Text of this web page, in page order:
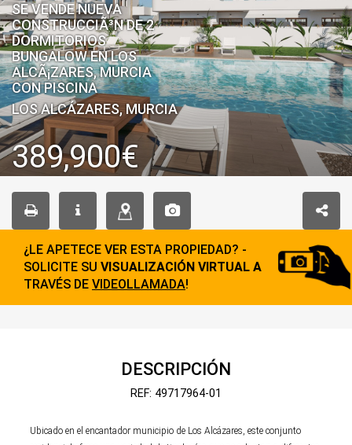
SE VENDE NUEVA
CONSTRUCCIÃ³N DE 2
DORMITORIOS
BUNGALOW EN LOS
ALCÃ¡ZARES, MURCIA
CON PISCINA
LOS ALCÁZARES, MURCIA
389,900€
¿LE APETECE VER ESTA PROPIEDAD? -
SOLICITE SU VISUALIZACIÓN VIRTUAL A
TRAVÉS DE VIDEOLLAMADA!
DESCRIPCIÓN
REF: 49717964-01
Ubicado en el encantador municipio de Los Alcázares, este conjunto